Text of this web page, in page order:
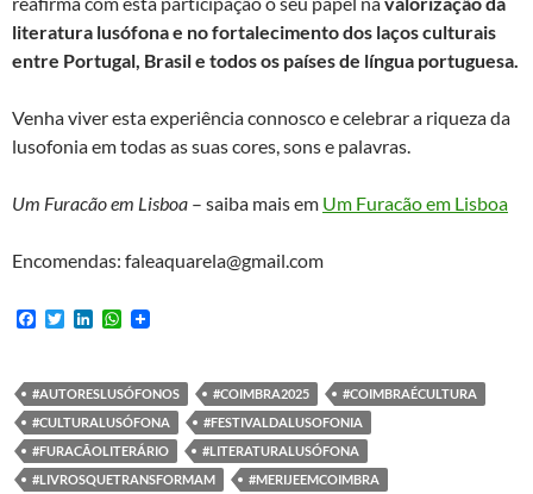
literatura lusófona e no fortalecimento dos laços culturais
entre Portugal, Brasil e todos os países de língua portuguesa.
Venha viver esta experiência connosco e celebrar a riqueza da
lusofonia em todas as suas cores, sons e palavras.
Um Furacão em Lisboa – saiba mais em Um Furacão em Lisboa
Encomendas: faleaquarela@gmail.com
F
b
o
o
k
T
t
e
r
e
d
I
n
W
s
A
p
p
#AUTORESLUSÓFONOS #COIMBRA2025
#COIMBRAÉCULTURA
#CULTURALUSÓFONA
#FESTIVALDALUSOFONIA
#FURACÃOLITERÁRIO
#LITERATURALUSÓFONA
#LIVROSQUETRANSFORMAM
#MERIJEEMCOIMBRA